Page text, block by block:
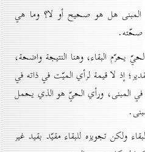
المبنى هل هو صحيح أو لا؟ وما هي
صحّته.
يحرّم البقاء، وهنا النتيجة واضحة،
إذ لا قيمة لرأي الميّت في ذاته في
في المبنى، ورأي الحيّ هو الذي يحمل
ولكن تجويزه للبقاء مقيّد بقيد غير